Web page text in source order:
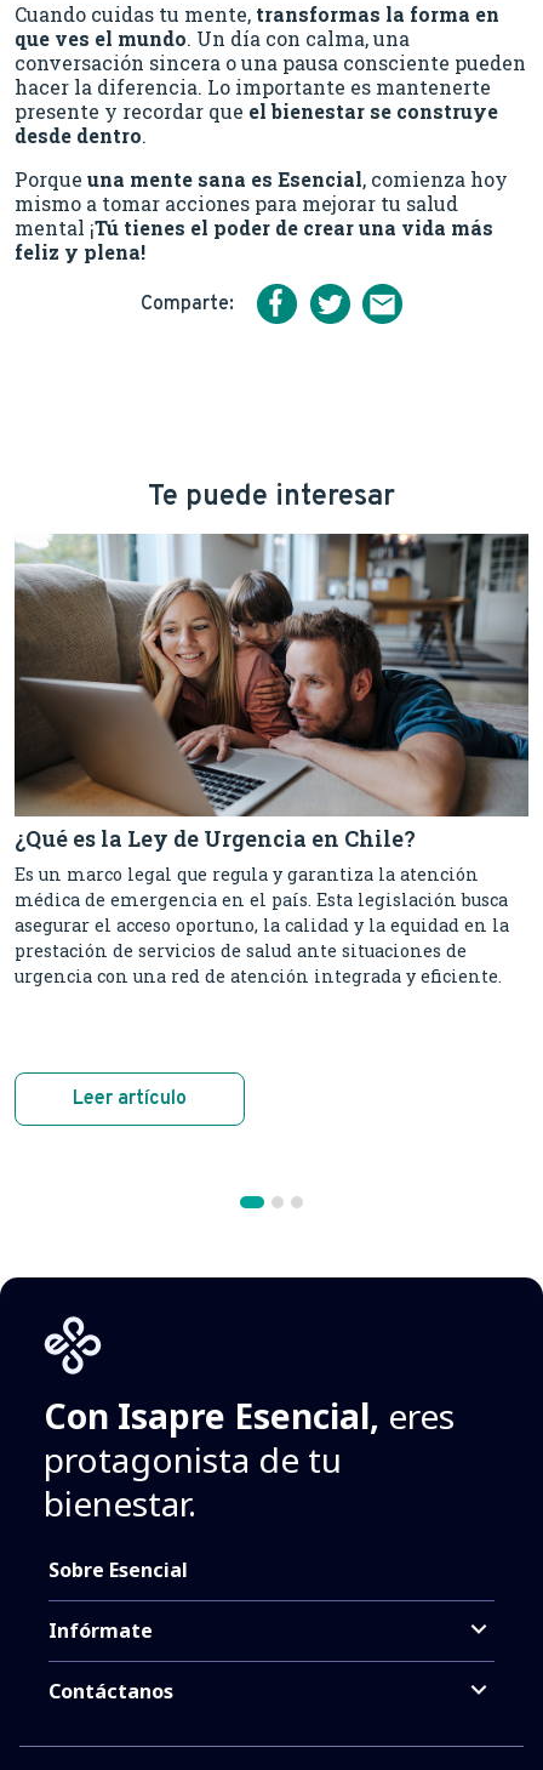
Cuando cuidas tu mente, transformas la forma en
que ves el mundo. Un día con calma, una
conversación sincera o una pausa consciente pueden
hacer la diferencia. Lo importante es mantenerte
presente y recordar que el bienestar se construye
desde dentro.
Porque una mente sana es Esencial, comienza hoy
mismo a tomar acciones para mejorar tu salud
mental ¡Tú tienes el poder de crear una vida más
feliz y plena!
Comparte:
Te puede interesar
¿Qué es la Ley de Urgencia en Chile?
Es un marco legal que regula y garantiza la atención
médica de emergencia en el país. Esta legislación busca
asegurar el acceso oportuno, la calidad y la equidad en la
prestación de servicios de salud ante situaciones de
urgencia con una red de atención integrada y eficiente.
Leer artículo
Con Isapre Esencial, eres
protagonista de tu
bienestar.
Sobre Esencial
Infórmate
Contáctanos